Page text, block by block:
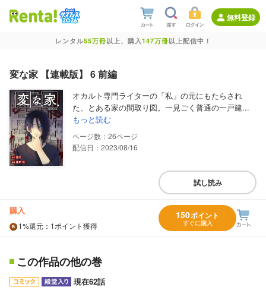
無料登録
レンタル55万冊以上、購入147万冊以上配信中！
変な家 【連載版】 6 前編
オカルト専門ライターの「私」の元にもたらされ
た、とある家の間取り図。一見ごく普通の一戸建...
もっと読む
26
配信日：2023/08/16
試し読み
購入
1%還元 ：1ポイント獲得
150ポイント
すぐに購入
この作品の他の巻
現在62話